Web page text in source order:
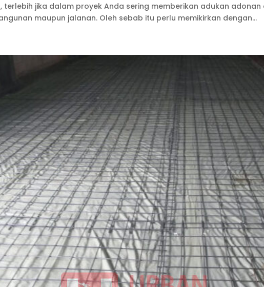
terlebih jika dalam proyek Anda sering memberikan adukan
maupun jalanan. Oleh sebab itu perlu memikirkan dengan...